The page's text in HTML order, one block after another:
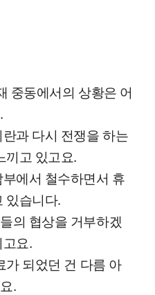
중동에서의 상황은 어
과 다시 전쟁을 하는
끼고 있고요.
에서 철수하면서 휴
있습니다.
의 협상을 거부하겠
요.
가 되었던 건 다름 아
.